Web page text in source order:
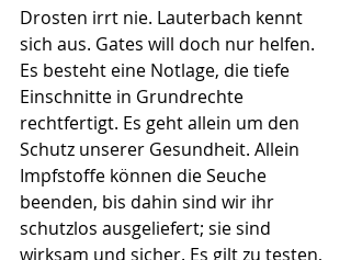
Drosten irrt nie. Lauterbach kennt
sich aus. Gates will doch nur helfen.
Es besteht eine Notlage, die tiefe
Einschnitte in Grundrechte
rechtfertigt. Es geht allein um den
Schutz unserer Gesundheit. Allein
Impfstoffe können die Seuche
beenden, bis dahin sind wir ihr
schutzlos ausgeliefert; sie sind
wirksam und sicher. Es gilt zu testen,